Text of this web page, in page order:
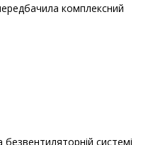
комплексний
безвентиляторній системі